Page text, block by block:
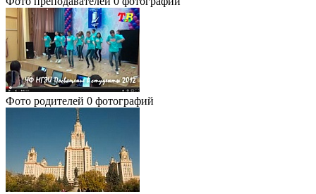
Фото родителей 0 фотографий